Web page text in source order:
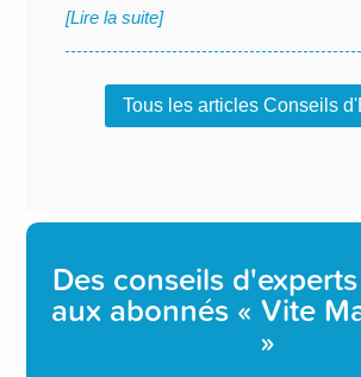
[Lire la suite]
Tous les articles Conseils
Des conseils
aux abonnés « Vite
»